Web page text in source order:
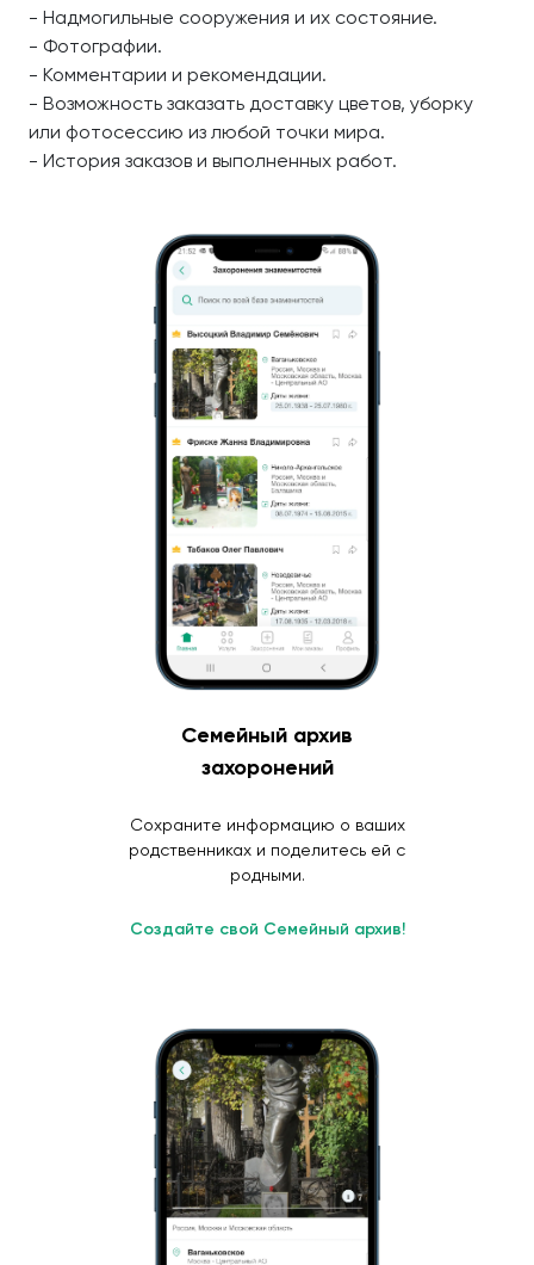
- Надмогильные сооружения и их состояние.
- Фотографии.
- Комментарии и рекомендации.
- Возможность заказать доставку цветов, уборку
или фотосессию из любой точки мира.
- История заказов и выполненных работ.
Семейный архив
захоронений
Сохраните информацию о ваших
родственниках и поделитесь ей с
родными.
Создайте свой Семейный архив!